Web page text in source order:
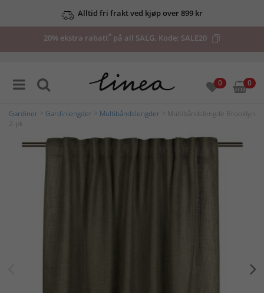
Alltid fri frakt ved kjøp over 899 kr
20% ekstra rabatt* på all SALG. Kode: SALE20
0 0
Gardiner Gardinlengder Multibåndslengder > Multibåndslengde Brooklyn
2-pk